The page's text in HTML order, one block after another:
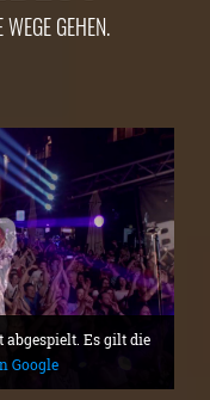
GEHEN.
abgespielt. Es gilt die
Google